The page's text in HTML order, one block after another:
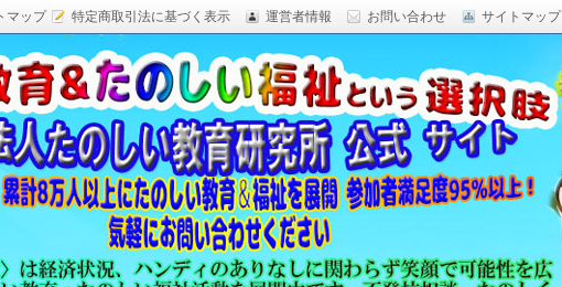
特定商取引法に基づく表示 運営者情報 お問い合わせ サイトマップ
マップ
沖縄）公式サイト
,面白い自由研究,楽しい福祉活動,楽しい授業がした
しい教育 日本一,Research Institute Delightful
,内発的動機づけ,沖縄 学力問題,教材 ネタ,授業ネタ,学
,enjoyable educationes,グッジョブ,カリスマ教師,沖縄
縄の学力,仮説実験授業,たのしい講演,楽しい講演,楽しい
の「賢さ・学力」を,自由研究,いっきゅう先生,いっきゅ
白い,沖縄 学力問題,授業名人,RIDE,PEALカウンセリン
ナー,研修,板倉聖宣,ＬＥＡＰカウンセリング,LEAP,学力
語り,読み聞かせ,授業ネタ,授業アイディア,教育をたのし
集団,学ぶこと本来のたのしさと賢さを沖縄から世界へ,設
の高い評価,仮説実験授,楽しい学力向上,たのしい学力,自